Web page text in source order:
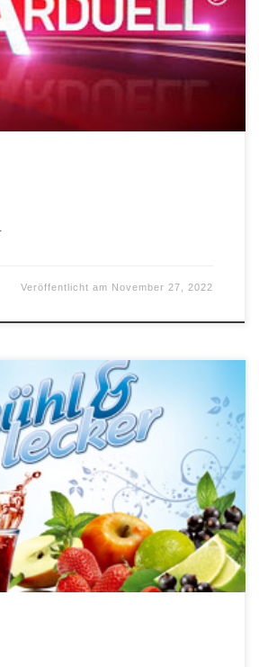
Veröffentlicht am November 27, 2022